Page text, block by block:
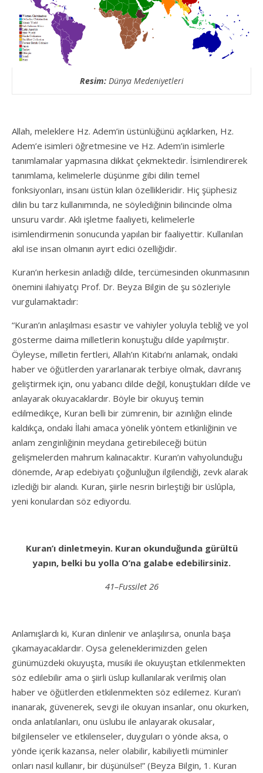
Resim:Dünya Medeniyetleri
Allah, meleklere Hz. Adem’in üstünlüğünü açıklarken, Hz.
Adem’e isimleri öğretmesine ve Hz. Adem’in isimlerle
tanımlamalar yapmasına dikkat çekmektedir. İsimlendirerek
tanımlama, kelimelerle düşünme gibi dilin temel
fonksiyonları, insanı üstün kılan özellikleridir. Hiç şüphesiz
dilin bu tarz kullanımında, ne söylediğinin bilincinde olma
unsuru vardır. Aklı işletme faaliyeti, kelimelerle
isimlendirmenin sonucunda yapılan bir faaliyettir. Kullanılan
akıl ise insan olmanın ayırt edici özelliğidir.
Kuran’ın herkesin anladığı dilde, tercümesinden okunmasının
önemini ilahiyatçı Prof. Dr. Beyza Bilgin de şu sözleriyle
vurgulamaktadır:
“Kuran’ın anlaşılması esastır ve vahiyler yoluyla tebliğ ve yol
gösterme daima milletlerin konuştuğu dilde yapılmıştır.
Öyleyse, milletin fertleri, Allah’ın Kitabı’nı anlamak, ondaki
haber ve öğütlerden yararlanarak terbiye olmak, davranış
geliştirmek için, onu yabancı dilde değil, konuştukları dilde ve
anlayarak okuyacaklardır. Böyle bir okuyuş temin
edilmedikçe, Kuran belli bir zümrenin, bir azınlığın elinde
kaldıkça, ondaki İlahi amaca yönelik yöntem etkinliğinin ve
anlam zenginliğinin meydana getirebileceği bütün
gelişmelerden mahrum kalınacaktır. Kuran’ın vahyolunduğu
dönemde, Arap edebiyatı çoğunluğun ilgilendiği, zevk alarak
izlediği bir alandı. Kuran, şiirle nesrin birleştiği bir üslûpla,
yeni konulardan söz ediyordu.
Kuran’ı dinletmeyin. Kuran okunduğunda gürültü
yapın, belki bu yolla O’na galabe edebilirsiniz.
41–Fussilet 26
Anlamışlardı ki, Kuran dinlenir ve anlaşılırsa, onunla başa
çıkamayacaklardır. Oysa geleneklerimizden gelen
günümüzdeki okuyuşta, musiki ile okuyuştan etkilenmekten
söz edilebilir ama o şiirli üslup kullanılarak verilmiş olan
haber ve öğütlerden etkilenmekten söz edilemez. Kuran’ı
inanarak, güvenerek, sevgi ile okuyan insanlar, onu okurken,
onda anlatılanları, onu üslubu ile anlayarak okusalar,
bilgilenseler ve etkilenseler, duyguları o yönde aksa, o
yönde içerik kazansa, neler olabilir, kabiliyetli müminler
onları nasıl kullanır, bir düşünülse!” (Beyza Bilgin, 1. Kuran